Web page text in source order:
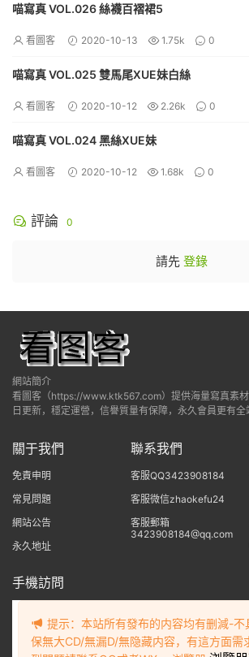
喵寫真 VOL.026 絲襪百褶裙5
看圖客 2020-10-13 1.75k 0
喵寫真 VOL.025 雙馬尾XUE妹白絲
看圖客 2020-10-12 2.26k 0
喵寫真 VOL.024 黑絲XUE妹
看圖客 2020-10-12 1.68k 0
評論 0
請先 登錄
網站簡介
看圖客（https://www.ktk567.com）提供海量寫真素
日更新，穩定運營，信譽質量有保障，永久會員更有全
關于我們
免責申明
常見問題
網站公告
永久地址
聯系我們
客服QQ3423908184
客服微信zhaokefu24
客服郵箱
3423908184@qq.com
手機訪問
提示：本站所有發布的内容均有删減-不
保無大CD/無漏D/無隐藏内容，有這方面需